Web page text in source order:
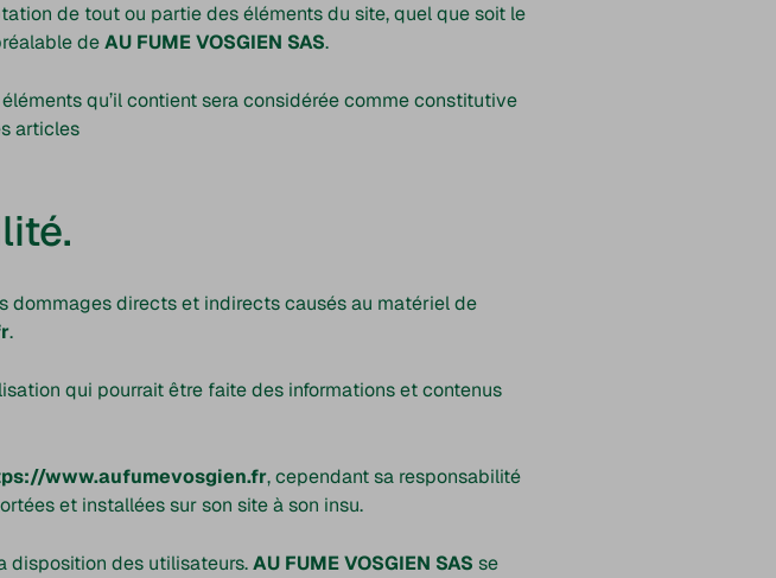
de tout ou partie des éléments du site, quel que soit le
deAU FUME VOSGIEN SAS.
qu’il contient sera considérée comme constitutive
articles
dommages directs et indirects causés au matériel de
.
qui pourrait être faite des informations et contenus
www.aufumevosgien.fr, cependant sa responsabilité
et installées sur son site à son insu.
disposition des utilisateurs.AU FUME VOSGIEN SAS se